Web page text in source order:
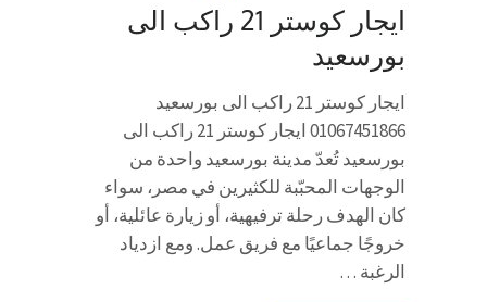
ايجار كوستر 21 راكب الى
بورسعيد
ايجار كوستر 21 راكب الى بورسعيد
01067451866 ايجار كوستر 21 راكب الى
بورسعيد تُعدّ مدينة بورسعيد واحدة من
الوجهات المحبّبة للكثيرين في مصر، سواء
كان الهدف رحلة ترفيهية، أو زيارة عائلية، أو
خروجًا جماعيًا مع فريق عمل. ومع ازدياد
الرغبة …